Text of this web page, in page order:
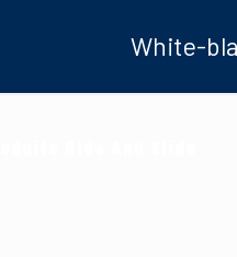
White-